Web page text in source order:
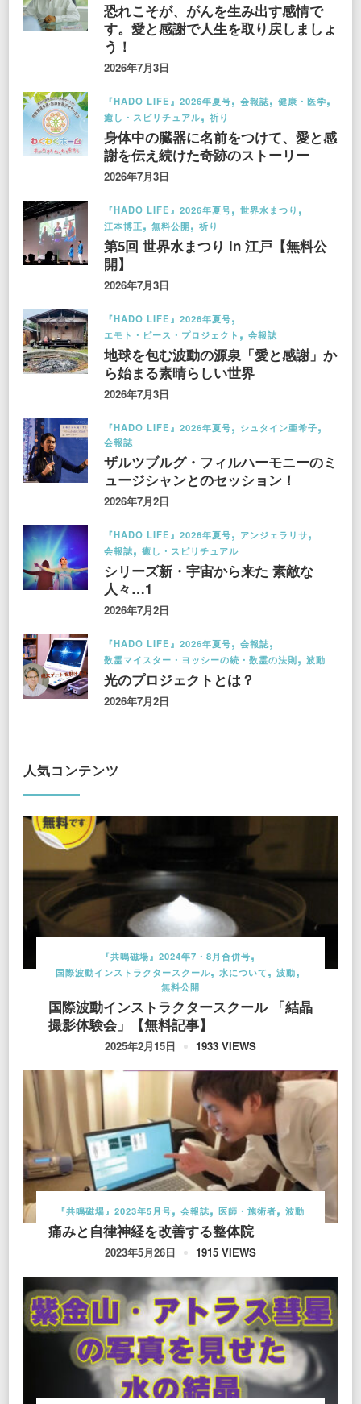
恐れこそが、がんを生み出す感情で
す。愛と感謝で人生を取り戻しましょ
う！
2026年7月3日
『HADO LIFE』2026年夏号 会報誌
健康・医学
癒し・スピリチュアル
祈り
身体中の臓器に名前をつけて、愛と感
謝を伝え続けた奇跡のストーリー
2026年7月3日
『HADO LIFE』2026年夏号
世界水まつり
江本博正
無料公開 祈り
第5回 世界水まつり in 江戸【無料公
開】
2026年7月3日
『HADO LIFE』2026年夏号
エモト・ピース・プロジェクト
会報誌
地球を包む波動の源泉「愛と感謝」か
ら始まる素晴らしい世界
2026年7月3日
『HADO LIFE』2026年夏号
シュタイン亜希子
会報誌
ザルツブルグ・フィルハーモニーのミ
ュージシャンとのセッション！
2026年7月2日
『HADO LIFE』2026年夏号
アンジェラリサ
会報誌
癒し・スピリチュアル
シリーズ新・宇宙から来た 素敵な
人々…1
2026年7月2日
『HADO LIFE』2026年夏号
会報誌
数霊マイスター・ヨッシーの続・数霊の法則
波動
光のプロジェクトとは？
2026年7月2日
人気コンテンツ
『共鳴磁場』2024年7・8月合併号
国際波動インストラクタースクール
水について
波動
無料公開
国際波動インストラクタースクール 「結晶
撮影体験会」【無料記事】
2025年2月15日 1933 VIEWS
『共鳴磁場』2023年5月号 会報誌 医師・施術者 波動
痛みと自律神経を改善する整体院
2023年5月26日 1915 VIEWS